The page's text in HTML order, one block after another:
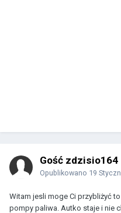
Gość zdzisio164
Opublikowano 19
Witam jesli moge Ci przybliżyć
pompy paliwa. Autko staje i nie